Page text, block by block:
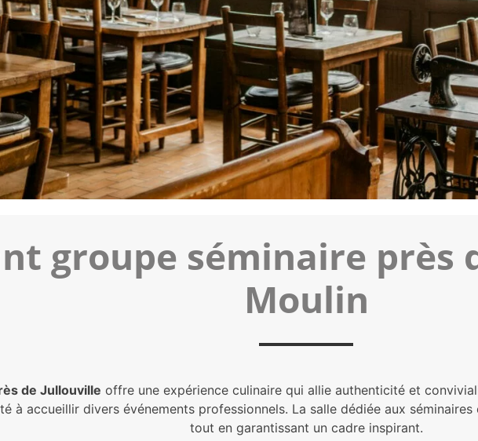
groupe séminaire près
Moulin
de Jullouville offre une expérience culinaire qui allie authenticité et
à accueillir divers événements professionnels. La salle dédiée aux
tout en garantissant un cadre inspirant.